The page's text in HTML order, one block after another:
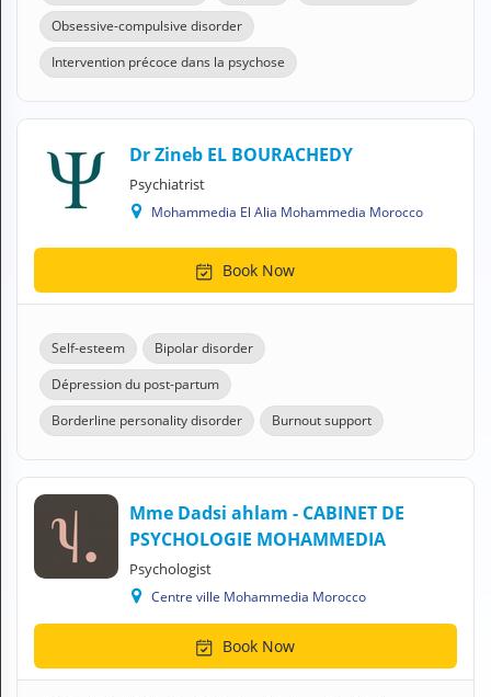
EN English
Sign in
Obsessive-compulsive disorder
Intervention précoce dans la psychose
Dr Zineb EL BOURACHEDY
Psychiatrist
Mohammedia El Alia Mohammedia Morocco
Book Now
Self-esteem
Bipolar disorder
Dépression du post-partum
Borderline personality disorder
Burnout support
Mme Dadsi ahlam - CABINET DE
PSYCHOLOGIE MOHAMMEDIA
Psychologist
Centre ville Mohammedia Morocco
Book Now